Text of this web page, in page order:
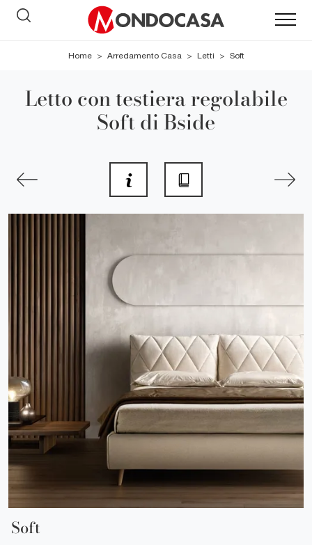
Home > Arredamento Casa > Letti > Soft
Letto con testiera regolabile
Soft di Bside
Soft